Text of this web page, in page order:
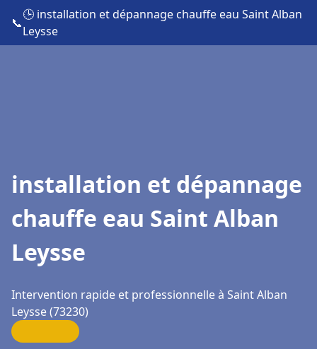
📞
🕒 installation et dépannage chauffe eau Saint Alban
Leysse
installation et dépannage
chauffe eau Saint Alban
Leysse
Intervention rapide et professionnelle à Saint Alban
Leysse (73230)